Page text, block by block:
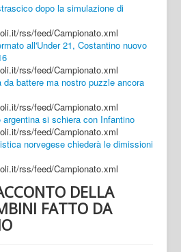
dopo la simulazione di
rss/feed/Campionato.xml
all'Under 21, Costantino nuovo
rss/feed/Campionato.xml
da battere ma nostro puzzle ancora
rss/feed/Campionato.xml
si schiera con Infantino
rss/feed/Campionato.xml
norvegese chiederà le dimissioni
rss/feed/Campionato.xml
DELLA
FATTO DA